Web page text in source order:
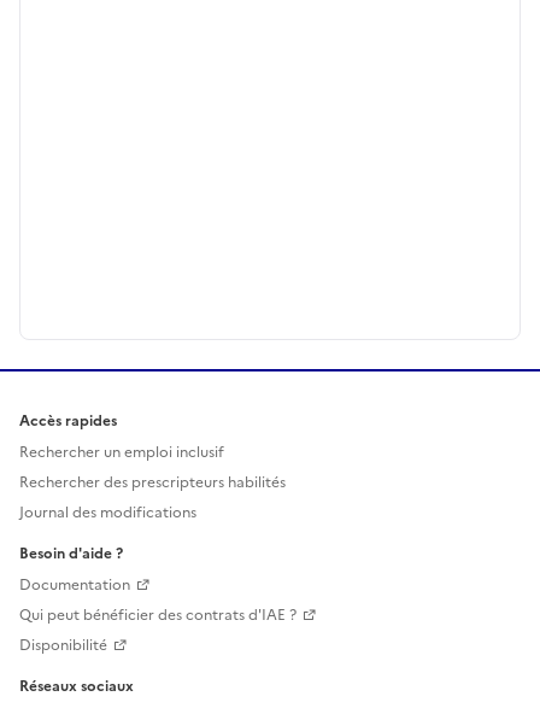
Accès rapides
Rechercher un emploi inclusif
Rechercher des prescripteurs habilités
Journal des modifications
Besoin d'aide ?
Documentation
Qui peut bénéficier des contrats d'IAE ?
Disponibilité
Réseaux sociaux